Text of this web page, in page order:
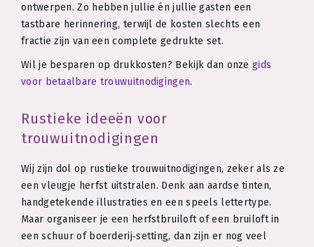
ontwerpen. Zo hebben jullie én jullie gasten een
tastbare herinnering, terwijl de kosten slechts een
fractie zijn van een complete gedrukte set.
Wil je besparen op drukkosten? Bekijk dan onzegids
voor betaalbare trouwuitnodigingen.
Rustieke ideeën voor
trouwuitnodigingen
Wij zijn dol op rustieke trouwuitnodigingen, zeker als ze
een vleugje herfst uitstralen. Denk aan aardse tinten,
handgetekende illustraties en een speels lettertype.
Maar organiseer je een herfstbruiloft of een bruiloft in
een schuur of boerderij‑setting, dan zijn er nog veel